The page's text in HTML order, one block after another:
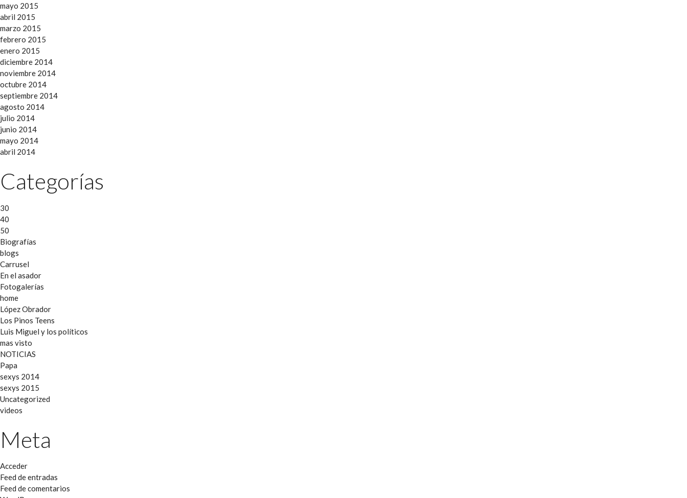
mayo 2015
abril 2015
marzo 2015
febrero 2015
enero 2015
diciembre 2014
noviembre 2014
octubre 2014
septiembre 2014
agosto 2014
julio 2014
junio 2014
mayo 2014
abril 2014
Categorías
30
40
50
Biografías
blogs
Carrusel
En el asador
Fotogalerías
home
López Obrador
Los Pinos Teens
Luis Miguel y los políticos
mas visto
NOTICIAS
Papa
sexys 2014
sexys 2015
Uncategorized
videos
Meta
Acceder
Feed de entradas
Feed de comentarios